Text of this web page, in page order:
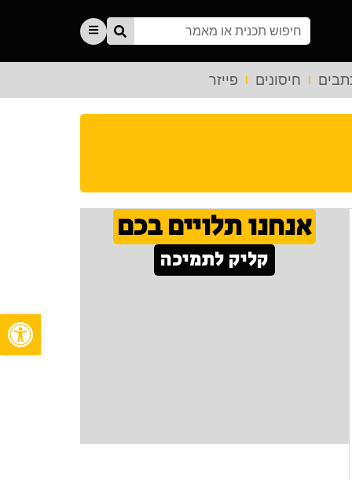
חיסונים פייזר
אנחנו תלויים בכם
קליק לתמיכה